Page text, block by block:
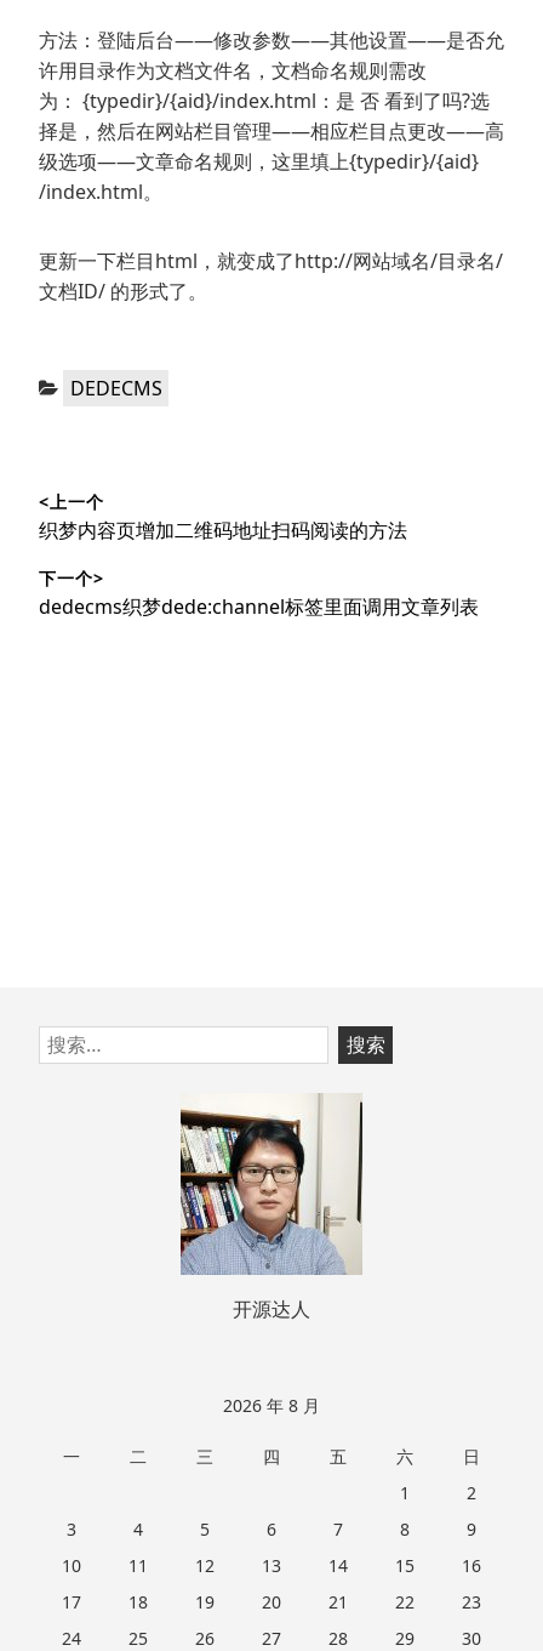
方法：登陆后台——修改参数——其他设置——是否允
许用目录作为文档文件名，文档命名规则需改
为： {typedir}/{aid}/index.html：是 否 看到了吗?选
择是，然后在网站栏目管理——相应栏目点更改——高
级选项——文章命名规则，这里填上{typedir}/{aid}
/index.html。
更新一下栏目html，就变成了http://网站域名/目录名/
文档ID/ 的形式了。
分
DEDECMS
章
导
航
<上一个
上
文
章：
织梦内容页增加二维码地址扫码阅读的方法
下一个>
下
dedecms织梦dede:channel标签里面调用文章列表
跳
至
搜
索：
开源达人
2026 年 8 月
一 二 三 四 五 六
日
1
2
3
4 5 6 7 8
9
10
11 12 13 14 15
16
17
18 19 20 21 22
23
24
25 26 27 28 29 30